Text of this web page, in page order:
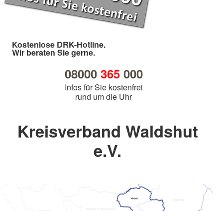
Kostenlose DRK-Hotline.
Wir beraten Sie gerne.
08000 365000
Infos für Sie kostenfrei
rund um die Uhr
Kreisverband Waldshut
e.V.